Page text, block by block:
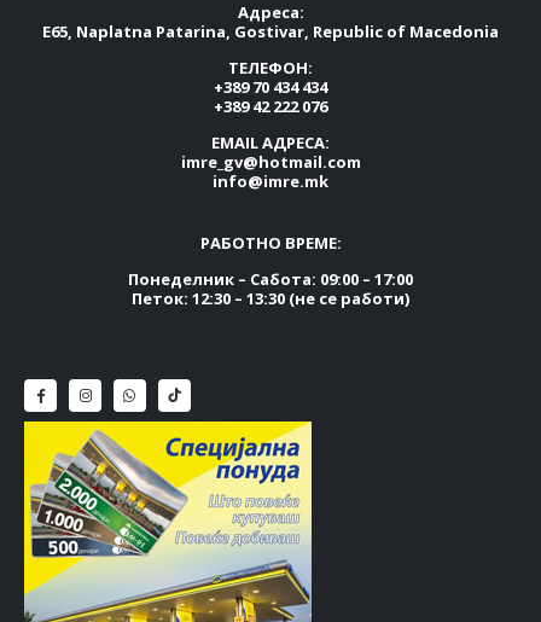
Адреса:
E65, Naplatna Patarina, Gostivar, Republic of Macedonia
ТЕЛЕФОН:
+389 70 434 434
+389 42 222 076
EMAIL АДРЕСА:
imre_gv@hotmail.com
info@imre.mk
РАБОТНО ВРЕМЕ:
Понеделник – Сабота: 09:00 – 17:00
Петок: 12:30 – 13:30 (не се работи)